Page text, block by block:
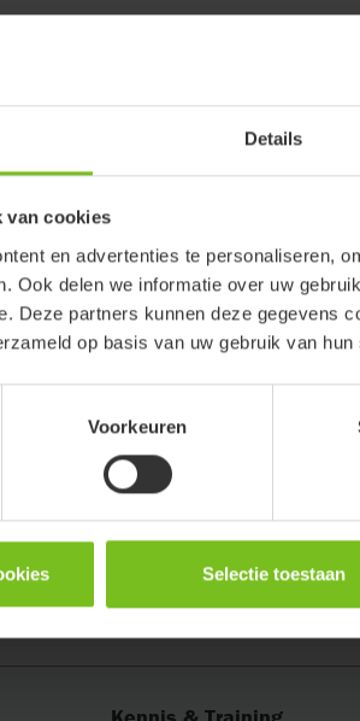
Details
van cookies
en advertenties te personaliseren,
Ook delen we informatie over uw
Deze partners kunnen deze gegevens
op basis van uw gebruik van hun
Voorkeuren
Selectie toestaan